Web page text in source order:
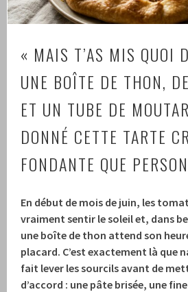
« MAIS T’AS MIS QUOI
UNE BOÎTE DE THON,
ET UN TUBE DE
DONNÉ CETTE TARTE
FONDANTE QUE
En début de mois de juin, les
vraiment sentir le soleil et, dans
une boîte de thon attend son
placard. C’est exactement là que
fait lever les sourcils avant de
d’accord : une pâte brisée, une